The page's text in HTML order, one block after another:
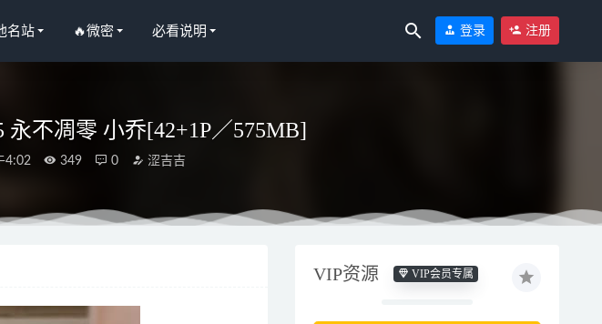
名站 🔥微密 必看说明 登录 注册
永不凋零 小乔[42+1P／575MB]
4:02 349 0 涩吉吉
VIP资源 VIP会员专属
】 2025-10-05